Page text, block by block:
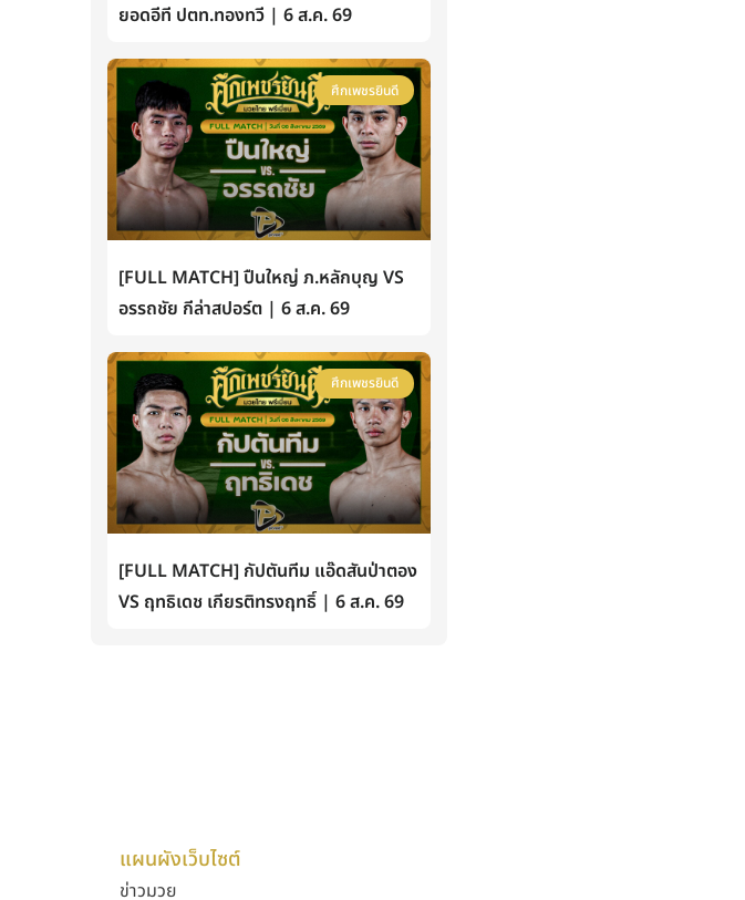
ยอดอีที ปตท.ทองทวี | 6 ส.ค. 69
ศึกเพชรยินดี
[FULL MATCH] ปืนใหญ่ ภ.หลักบุญ VS
อรรถชัย กีล่าสปอร์ต | 6 ส.ค. 69
ศึกเพชรยินดี
[FULL MATCH] กัปตันทีม แอ๊ดสันป่าตอง
VS ฤทธิเดช เกียรติทรงฤทธิ์ | 6 ส.ค. 69
แผนผังเว็บไซต์
ข่าวมวย